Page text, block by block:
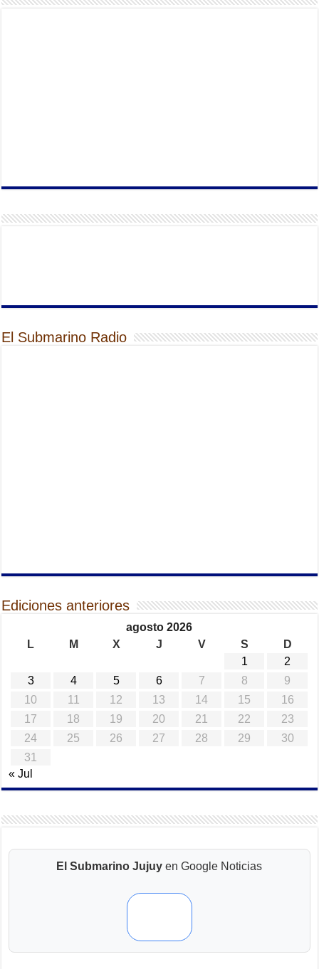
El Submarino Radio
Ediciones anteriores
agosto 2026
L
M X J V S
D
1
2
3
4 5 6 7 8
9
10
11 12 13 14 15
16
17
18 19 20 21 22
23
24
25 26 27 28 29
30
31
« Jul
El Submarino Jujuy en Google Noticias